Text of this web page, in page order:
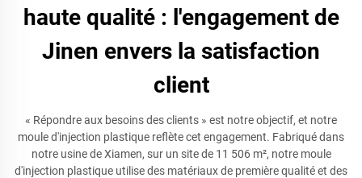
haute qualité : l'engagement de
Jinen envers la satisfaction
client
« Répondre aux besoins des clients » est notre objectif, et notre
moule d'injection plastique reflète cet engagement. Fabriqué dans
notre usine de Xiamen, sur un site de 11 506 m², notre moule
d'injection plastique utilise des matériaux de première qualité et des